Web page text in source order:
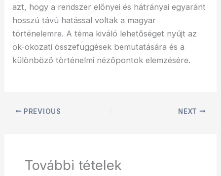
azt, hogy a rendszer előnyei és hátrányai egyaránt
hosszú távú hatással voltak a magyar
történelemre. A téma kiváló lehetőséget nyújt az
ok-okozati összefüggések bemutatására és a
különböző történelmi nézőpontok elemzésére.
PREVIOUS NEXT
További tételek